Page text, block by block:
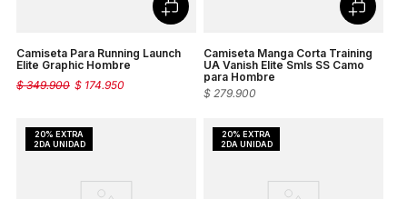
Camiseta Para Running Launch
Elite Graphic Hombre
$ 174.950
$ 349.900
Camiseta Manga Corta Training
UA Vanish Elite Smls SS Camo
para Hombre
$ 279.900